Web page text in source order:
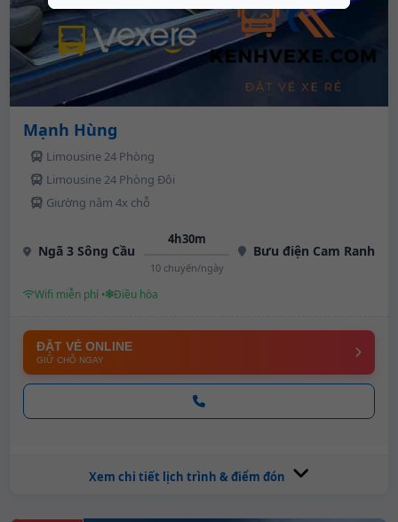
Mạnh Hùng
Limousine 24 Phòng
Limousine 24 Phòng Đôi
Giường nằm 4x chỗ
Ngã 3 Sông Cầu
4h30m
10 chuyến/ngày
Bưu điện Cam Ranh
Wifi miễn phí • Điều hòa
ĐẶT VÉ ONLINE
GIỮ CHỖ NGAY
Xem chi tiết lịch trình & điểm đón